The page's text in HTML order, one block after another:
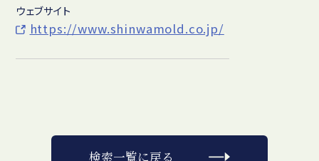
ウェブサイト
https://www.shinwamold.co.jp/
検索一覧に戻る